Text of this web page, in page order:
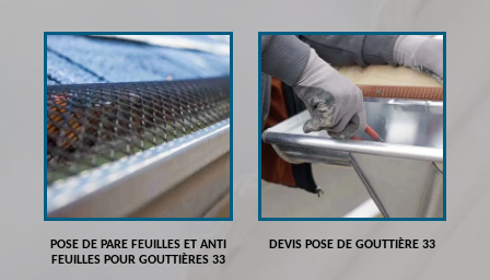
POSE DE PARE FEUILLES ET ANTI
FEUILLES POUR GOUTTIÈRES 33
DEVIS POSE DE GOUTTIÈRE 33